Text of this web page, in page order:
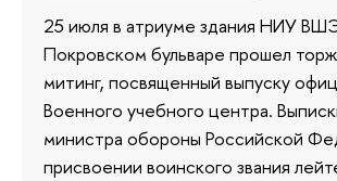
25 июля в атриуме здания НИУ
Покровском бульваре прошел
митинг, посвященный выпуску
Военного учебного центра.
министра обороны Российской
присвоении воинского звания